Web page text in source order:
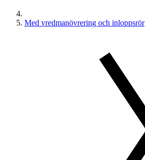
Med vredmanövrering och inloppsrör